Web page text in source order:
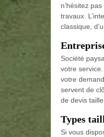
n’hésitez
travaux.
classique,
Société
votre
votre
servent de
de devis
Types
Si vous